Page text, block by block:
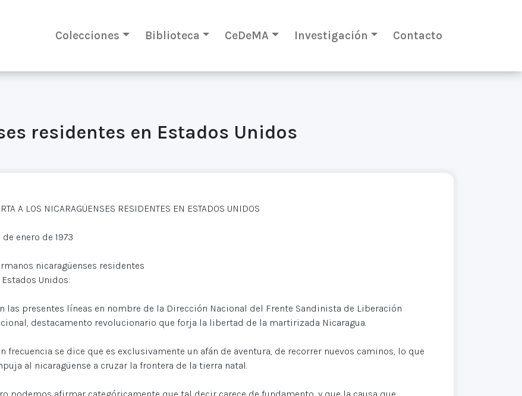
Colecciones Biblioteca CeDeMA Investigación Contacto
residentes en Estados Unidos
A LOS NICARAGÜENSES RESIDENTES EN ESTADOS UNIDOS
de enero de 1973
nicaragüenses residentes
Estados Unidos:
las presentes líneas en nombre de la Dirección Nacional del Frente Sandinista de Liberación
destacamento revolucionario que forja la libertad de la martirizada Nicaragua.
frecuencia se dice que es exclusivamente un afán de aventura, de recorrer nuevos caminos, lo que
al nicaragüense a cruzar la frontera de la tierra natal.